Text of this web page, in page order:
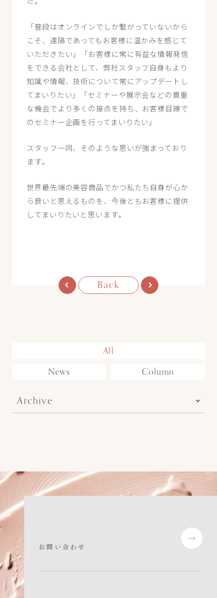
「普段はオンラインでしか繋がっていないから
こそ、遠隔であってもお客様に温かみを感じて
いただきたい」「お客様に常に有益な情報発信
をできる会社として、弊社スタッフ自身もより
知識や情報、技術について常にアップデートし
てまいりたい」「セミナーや展示会などの貴重
な機会でより多くの接点を持ち、お客様目線で
のセミナー企画を行ってまいりたい」
スタッフ一同、そのような思いが強まっており
ます。
世界最先端の美容商品でかつ私たち自身が心か
ら良いと思えるものを、今後ともお客様に提供
してまいりたいと思います。
Back
All
News
Column
Archive
お問い合わせ